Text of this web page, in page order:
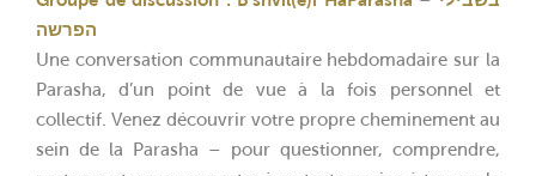
הפרשה
Une conversation communautaire hebdomadaire sur la
Parasha, d’un point de vue à la fois personnel et
collectif. Venez découvrir votre propre cheminement au
sein de la Parasha – pour questionner, comprendre,